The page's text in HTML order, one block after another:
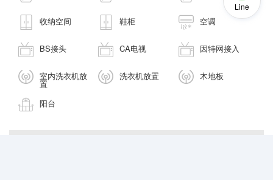
Line
收纳空间 鞋柜 空调
BS接头 CA电视 因特网接入
室内洗衣机放
置
洗衣机放置 木地板
阳台